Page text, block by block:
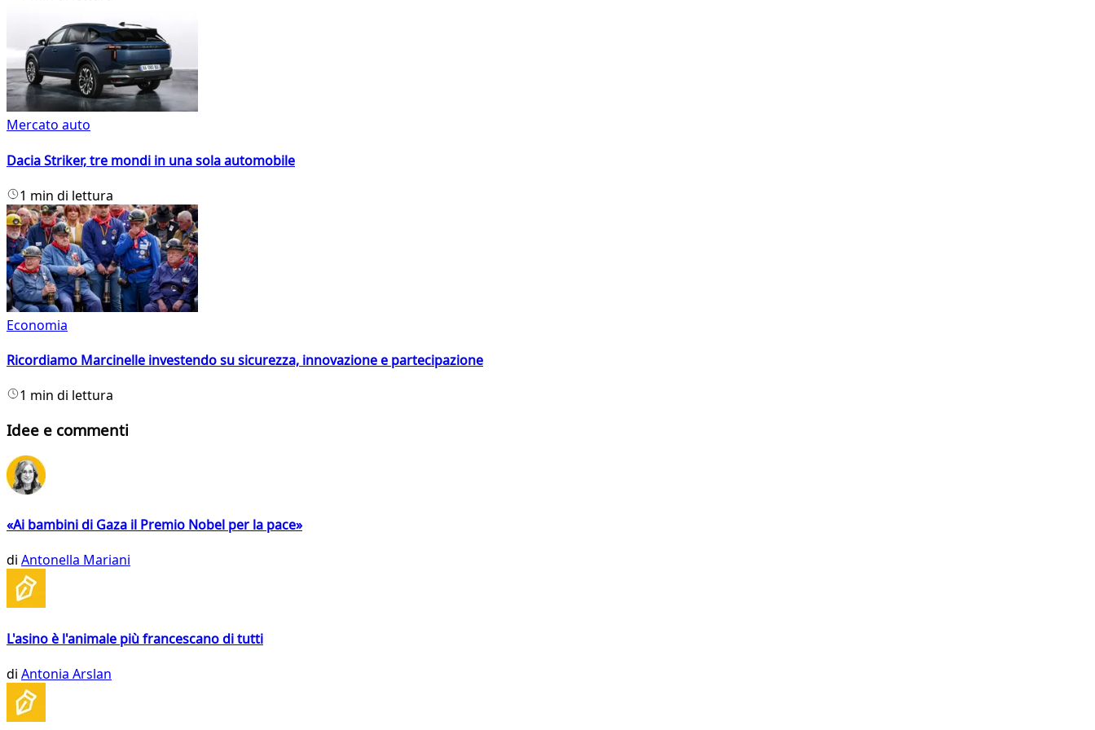
Mercato auto
Dacia Striker, tre mondi in una sola automobile
1 min di lettura
Economia
Ricordiamo Marcinelle investendo su sicurezza, innovazione e partecipazione
1 min di lettura
Idee e commenti
«Ai bambini di Gaza il Premio Nobel per la pace»
di Antonella Mariani
L'asino è l'animale più francescano di tutti
di Antonia Arslan